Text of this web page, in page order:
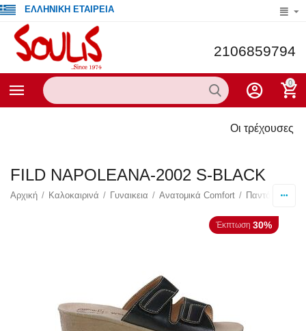
ΕΛΛΗΝΙΚΗ ΕΤΑΙΡΕΙΑ
2106859794
0
Οι τρέχουσες
FILD NAPOLEANA-2002 S-BLACK
Αρχική / Καλοκαιρινά / Γυναικεια / Ανατομικά Comfort / Παντόφλες
Έκπτωση 30%